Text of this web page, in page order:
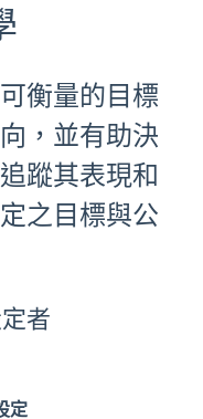
衡量的目標
，並有助決
蹤其表現和
之目標與公
者
定